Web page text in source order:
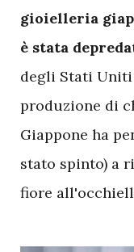
gioielleria
è stata
degli Stati
produzione di
Giappone ha
stato spinto) a
fiore